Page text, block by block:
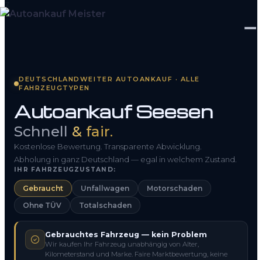
So funktioniert’s
Kontakt
FAQ
0800 1553 5546
Kostenlos anfragen
DEUTSCHLANDWEITER AUTOANKAUF · ALLE
FAHRZEUGTYPEN
Autoankauf Seesen
Schnell & fair.
Kostenlose Bewertung. Transparente Abwicklung.
Abholung in ganz Deutschland — egal in welchem Zustand.
IHR FAHRZEUGZUSTAND:
Gebraucht Unfallwagen
Motorschaden
Ohne TÜV
Totalschaden
Gebrauchtes Fahrzeug — kein Problem
Wir kaufen Ihr Fahrzeug unabhängig von Alter,
Kilometerstand und Marke. Faire Marktbewertung, keine